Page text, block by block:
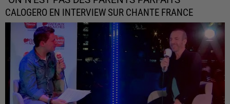
CALOGERO EN INTERVIEW SUR CHANTE FRANCE